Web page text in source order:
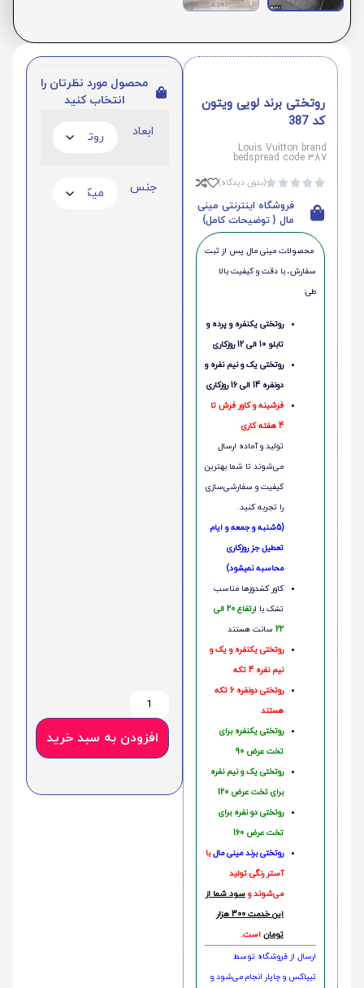
روتختی برند لویی ویتون
کد 387
Louis Vuitton brand
bedspread code 387




(بدون دیدگاه)
فروشگاه اینترنتی مینی
مال { توضیحات کامل}
محصولات مینی‌ مال پس از ثبت
سفارش، با دقت و کیفیت بالا
طی:
روتختی یکنفره و پرده و
تابلو 10 الی 12 روزکاری
روتختی یک و نیم نفره و
دونفره 14 الی 16 روزکاری
فرشینه و کاور فرش تا
4 هفته کاری
تولید و آماده ارسال
می‌شوند تا شما بهترین
کیفیت و سفارشی‌سازی
را تجربه کنید.
(5شنبه و جمعه و ایام
تعطیل جز روزکاری
محاسبه نمیشود)
کاور کشدوزها مناسب
تشک با ا
رتفاع 20 الی
22 سانت هستند
روتختی یکنفره و یک و
نیم نفره 4 تکه
روتختی دونفره 6 تکه
هستند
روتختی یکنفره برای
تخت عرض 90
روتختی یک و نیم نفره
برای تخت عرض 120
روتختی دو نفره برای
تخت عرض 160
روتختی‌ برند مینی مالبا
آستر رنگی تولید
می‌شوند و سود شما از
این خدمت 300 هزار
تومان است.
ارسال از فروشگاه توسط
تیپاکس و چاپار انجام می‌شود و
محصول مورد نظرتان را
انتخاب کنید
ابعاد
جنس
افزودن به سبد خرید